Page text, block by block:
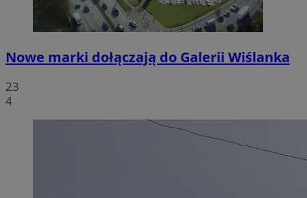
Nowe marki dołączają do Galerii Wiślanka
23
4